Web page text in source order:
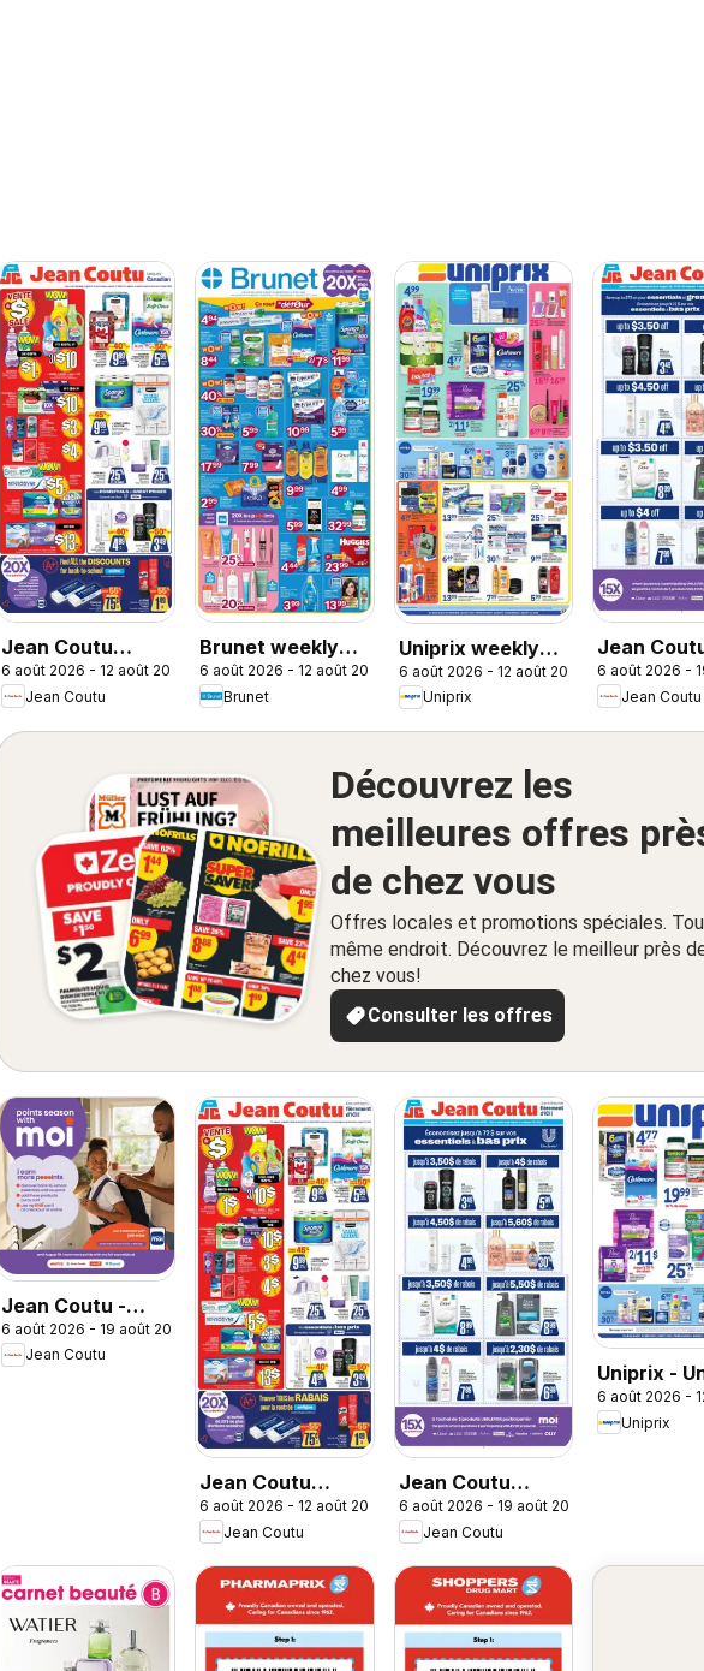
Jean Coutu
weekly flyer
6 août 2026 - 12 août 2026
Jean Coutu
Brunet weekly
flyer / circulaire
6 août 2026 - 12 août 2026
Brunet
Uniprix weekly
flyer / circulaire
6 août 2026 - 12 août 2026
Uniprix
Jean
Unilever
6 août 2026 -
Jean Coutu
Découvrez les
meilleures offres
de chez vous
Offres locales et promotions spéciales.
même endroit. Découvrez le meilleur près
chez vous!
Consulter les offres
Jean Coutu -
Booklet MOI
6 août 2026 - 19 août 2026
Jean Coutu
Jean Coutu
circulaire
6 août 2026 - 12 août 2026
Jean Coutu
Jean Coutu
circulaire -
Encart
Professionnel
Unilever
6 août 2026 - 19 août 2026
Jean Coutu
Uniprix -
Sante
6 août 2026 -
Uniprix